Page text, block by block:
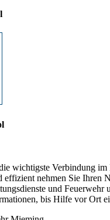
wichtigste Verbindung im
effizient nehmen Sie Ihren
und Feuerwehr
bis Hilfe vor Ort